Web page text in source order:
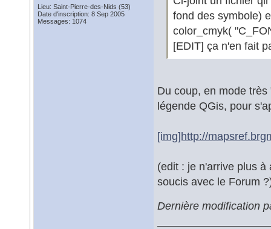
Lieu: Saint-Pierre-des-Nids (53)
Date d'inscription: 8 Sep 2005
Messages: 1074
fond des symbole)
color_cmyk(
[EDIT] ça n'en fait
Du coup, en mode
légende QGis, pour
[img]http://
(edit : je n'arrive plus
soucis avec le Forum
Dernière modification